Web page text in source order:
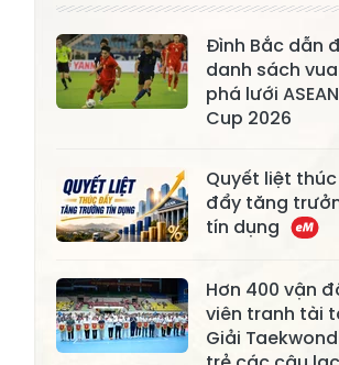
Bằng La
Xã Chấn
Xã Nghĩa Tâm
Xã Phong
Hạ
Xã Đông
Cuông
Xã Tân
Xã Mỏ Vàng
Xã Lâm
Thượng
Đình Bắc dẫn
danh sách vua
phá lưới ASEAN
Cup 2026
Quyết liệt thúc
đẩy tăng
tín dụng
Hơn 400 vận
viên tranh tài
Giải